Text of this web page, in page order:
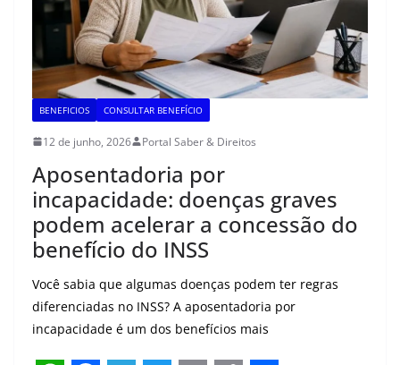
k m k
BENEFICIOS CONSULTAR BENEFÍCIO
12 de junho, 2026 Portal Saber & Direitos
Aposentadoria por
incapacidade: doenças graves
podem acelerar a concessão do
benefício do INSS
Você sabia que algumas doenças podem ter regras
diferenciadas no INSS? A aposentadoria por
incapacidade é um dos benefícios mais